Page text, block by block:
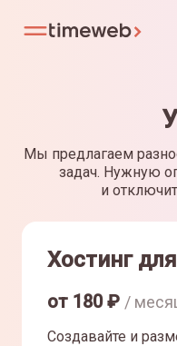
Мы предлагаем
задач. Нужную
и
Хостинг
от 180₽ /
Создавайте и